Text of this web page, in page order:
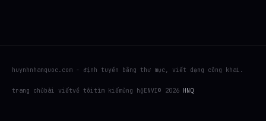
huynhnhanquoc.com - định tuyến bằng thư mục, viết dạng công khai.
trang chủbài viếtvề tôi tìm kiếmủng hộENVI© 2026 HNQ